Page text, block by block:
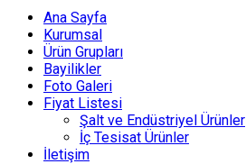
Ana Sayfa
Kurumsal
Ürün Grupları
Bayilikler
Foto Galeri
Fiyat Listesi
Şalt ve Endüstriyel Ürünler
İç Tesisat Ürünler
İletişim